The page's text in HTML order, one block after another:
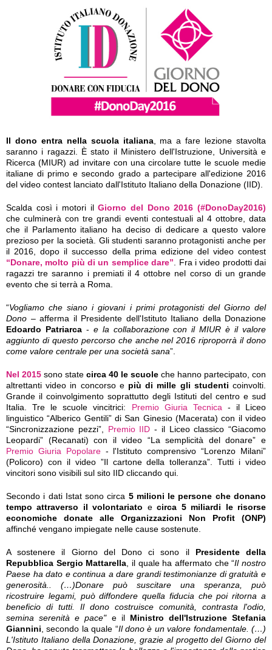
Il dono entra nella scuola italiana, ma a fare lezione stavolta
saranno i ragazzi. È stato il Ministero dell'Istruzione, Università e
Ricerca (MIUR) ad invitare con una circolare tutte le scuole medie
italiane di primo e secondo grado a partecipare all'edizione 2016
del video contest lanciato dall'Istituto Italiano della Donazione (IID).
Scalda così i motori ilGiorno del Dono 2016 (#DonoDay2016)
che culminerà con tre grandi eventi contestuali al 4 ottobre, data
che il Parlamento italiano ha deciso di dedicare a questo valore
prezioso per la società. Gli studenti saranno protagonisti anche per
il 2016, dopo il successo della prima edizione del video contest
“Donare, molto più di un semplice dare”. Fra i video prodotti dai
ragazzi tre saranno i premiati il 4 ottobre nel corso di un grande
evento che si terrà a Roma.
“Vogliamo che siano i giovani i primi protagonisti del Giorno del
Dono – afferma il Presidente dell'Istituto Italiano della Donazione
Edoardo Patriarca- e la collaborazione con il MIUR è il valore
aggiunto di questo percorso che anche nel 2016 riproporrà il dono
come valore centrale per una società sana”.
Nel 2015 sono state circa 40 le scuole che hanno partecipato, con
altrettanti video in concorso e più di mille gli studenti coinvolti.
Grande il coinvolgimento soprattutto degli Istituti del centro e sud
Italia. Tre le scuole vincitrici: Premio Giuria Tecnica- il Liceo
linguistico “Alberico Gentili” di San Ginesio (Macerata) con il video
“Sincronizzazione pezzi”, Premio IID - il Liceo classico “Giacomo
Leopardi” (Recanati) con il video “La semplicità del donare” e
Premio Giuria Popolare- l'Istituto comprensivo “Lorenzo Milani”
(Policoro) con il video ”Il cartone della tolleranza”. Tutti i video
vincitori sono visibili sul sito IID cliccando qui.
Secondo i dati Istat sono circa 5 milioni le persone che donano
tempo attraverso il volontariato ecirca 5 miliardi le risorse
economiche donate alle Organizzazioni Non Profit (ONP)
affinché vengano impiegate nelle cause sostenute.
A sostenere il Giorno del Dono ci sono il Presidente della
Repubblica Sergio Mattarella, il quale ha affermato che “Il nostro
Paese ha dato e continua a dare grandi testimonianze di gratuità e
generosità.. (…)Donare può suscitare una speranza, può
ricostruire legami, può diffondere quella fiducia che poi ritorna a
beneficio di tutti. Il dono costruisce comunità, contrasta l'odio,
semina serenità e pace"e il Ministro dell'Istruzione Stefania
Giannini, secondo la quale “Il dono è un valore fondamentale. (…)
L'Istituto Italiano della Donazione, grazie al progetto del Giorno del